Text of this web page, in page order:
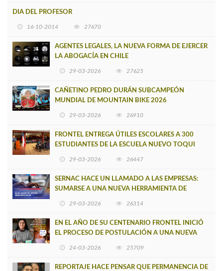
DIA DEL PROFESOR
16-10-2014 27670
AGENTES LEGALES, LA NUEVA FORMA DE EJERCER
LA ABOGACÍA EN CHILE
29-03-2026 27625
CAÑETINO PEDRO DURÁN SUBCAMPEÓN
MUNDIAL DE MOUNTAIN BIKE 2026
29-03-2026 26910
FRONTEL ENTREGA ÚTILES ESCOLARES A 300
ESTUDIANTES DE LA ESCUELA NUEVO TOQUI
29-03-2026 26447
SERNAC HACE UN LLAMADO A LAS EMPRESAS:
SUMARSE A UNA NUEVA HERRAMIENTA DE
29-03-2026 26314
EN EL AÑO DE SU CENTENARIO FRONTEL INICIÓ
EL PROCESO DE POSTULACIÓN A UNA NUEVA
24-03-2026 25709
REPORTAJE HACE PENSAR QUE PERMANENCIA DE